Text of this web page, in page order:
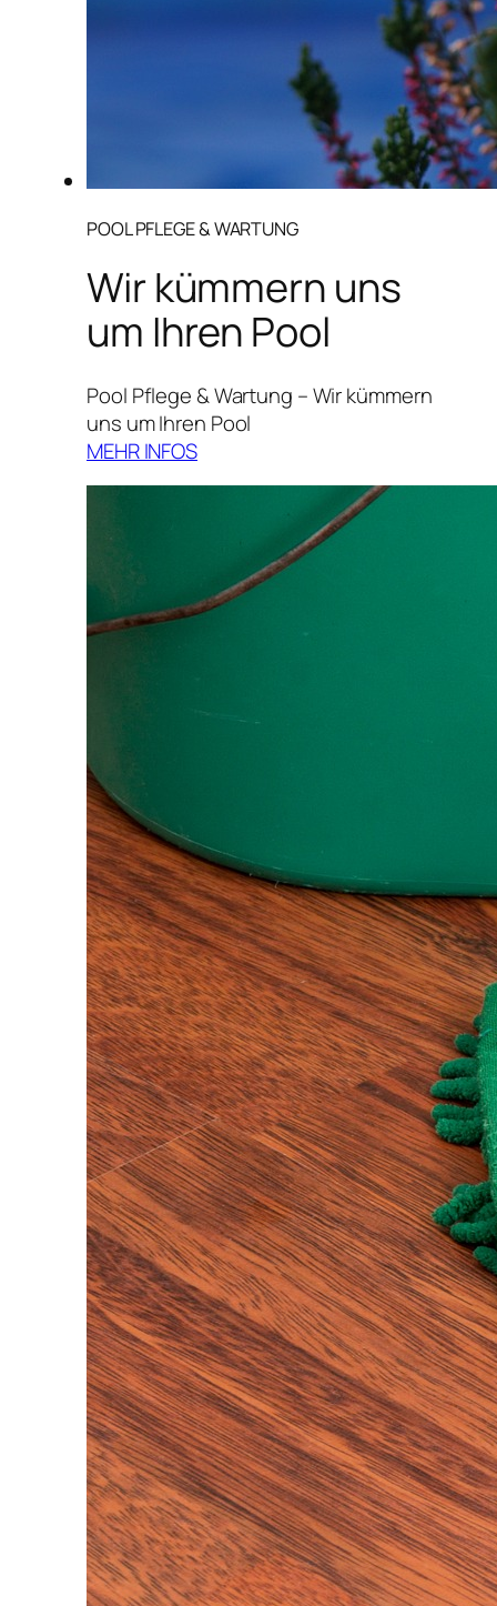
POOL PFLEGE & WARTUNG
Wir kümmern uns
um Ihren Pool
Pool Pflege & Wartung – Wir kümmern
uns um Ihren Pool
MEHR INFOS